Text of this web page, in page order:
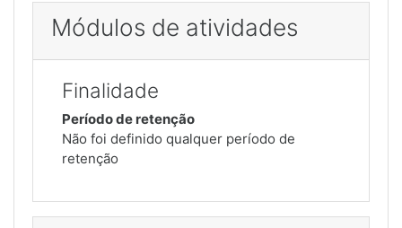
Módulos de atividades
Finalidade
Período de retenção
Não foi definido qualquer período de
retenção